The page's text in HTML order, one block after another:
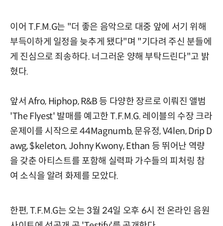
이어 T.F.M.G는 "더 좋은 음악으로 대중 앞에 서기 위해
부득이하게 일정을 늦추게 됐다"며 "기다려 주신 분들에
게 진심으로 죄송하다. 너그러운 양해 부탁드린다"고 밝
혔다.
앞서 Afro, Hiphop, R&B 등 다양한 장르로 이뤄진 앨범
'The Flyest' 발매를 예고한 T.F.M.G. 레이블의 수장 크라
운제이를 시작으로 44Magnumb, 문유정, V4len, Drip D
awg, $keleton, Johny Kwony, Ethan 등 뛰어난 역량
을 갖춘 아티스트를 포함해 실력파 가수들의 피처링 참
여 소식을 알려 화제를 모았다.
한편, T.F.M.G는 오는 3월 24일 오후 6시 전 온라인 음원